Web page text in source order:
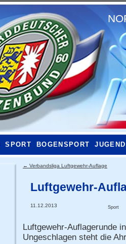
SPORT BOGENSPORT JUGEND
← Verbandsliga Luftgewehr-Auflage
Luftgewehr-
11.12.2013 Sport
Luftgewehr-Auflagerunde
Ungeschlagen steht die